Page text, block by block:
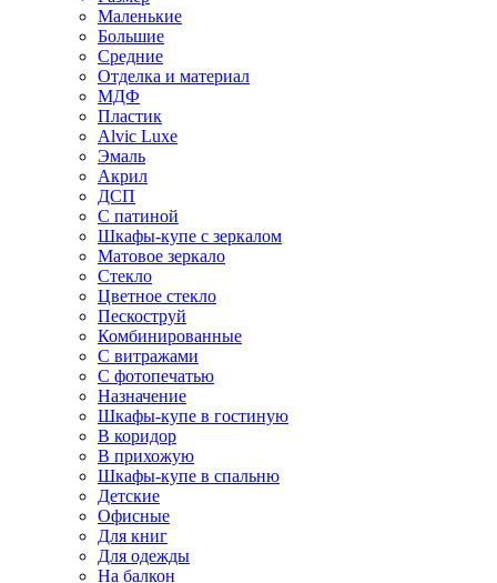
Маленькие
Большие
Средние
Отделка и материал
МДФ
Пластик
Alvic Luxe
Эмаль
Акрил
ДСП
С патиной
Шкафы-купе с зеркалом
Матовое зеркало
Стекло
Цветное стекло
Пескоструй
Комбинированные
С витражами
С фотопечатью
Назначение
Шкафы-купе в гостиную
В коридор
В прихожую
Шкафы-купе в спальню
Детские
Офисные
Для книг
Для одежды
На балкон